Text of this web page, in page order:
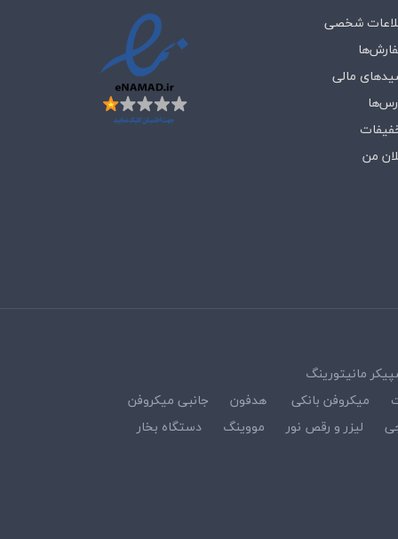
شخصی
مالی
من
مانیتورینگ
میکروفن بانکی هدفون
جانبی میکروفن
لیزر و رقص نور مووینگ
دستگاه بخار